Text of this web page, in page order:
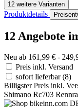
12 weitere Varianten
Produktdetails
12 Angebote
Neu ab 161,99 € -
Preis inkl. Versand
sofort lieferbar(8)
Billigster Preis inkl.
Shimano Rc703